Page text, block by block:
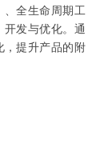
、全生命周期工
发与优化。通
，提升产品的附